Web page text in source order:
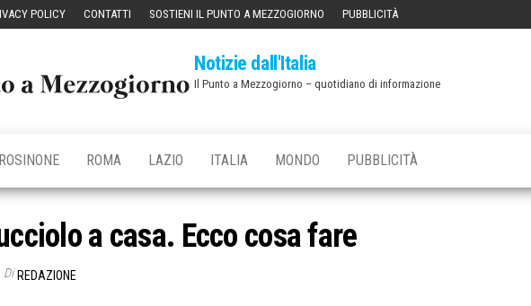
POLICY CONTATTI SOSTIENI IL PUNTO A MEZZOGIORNO PUBBLICITÀ
Notizie dall'Italia
Il Punto a Mezzogiorno – quotidiano di informazione
ROMA LAZIO ITALIA MONDO PUBBLICITÀ
a casa. Ecco cosa fare
Di REDAZIONE